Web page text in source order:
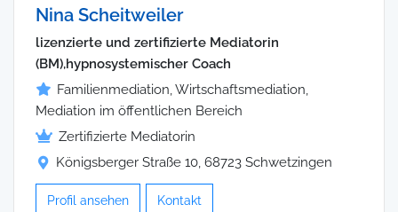
Nina Scheitweiler
lizenzierte und zertifizierte Mediatorin
(BM),hypnosystemischer Coach
Familienmediation, Wirtschaftsmediation,
Mediation im öffentlichen Bereich
Zertifizierte Mediatorin
Königsberger Straße 10, 68723 Schwetzingen
Profil ansehen Kontakt